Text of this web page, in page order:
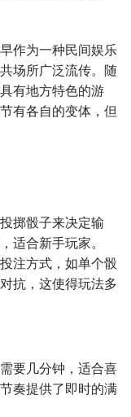
作为一种民间娱乐
场所广泛流传。随
有地方特色的游
有各自的变体，但
掷骰子来决定输
适合新手玩家。
注方式，如单个骰
抗，这使得玩法多
要几分钟，适合喜
奏提供了即时的满